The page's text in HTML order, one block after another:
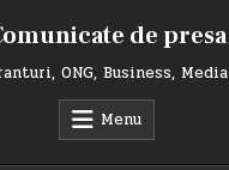
de presa
ONG, Business, Media
Menu